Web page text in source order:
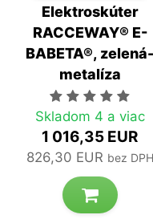
Elektroskúter
RACCEWAY® E-
BABETA®, zelená-
metalíza
Počet
Skladom 4 a viac
1 016,35 EUR
826,30 EUR bez DPH